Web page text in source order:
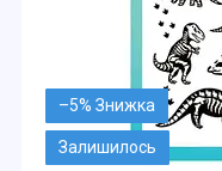
–5%
Залишилось